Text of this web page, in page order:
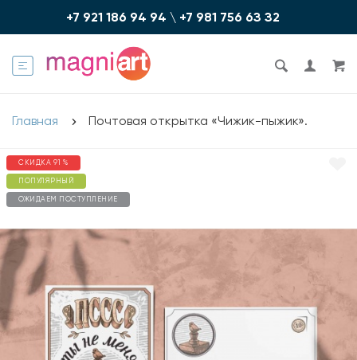
+7 921 186 94 94 \ +7 981 756 6З З2
Главная Почтовая открытка «Чижик-пыжик».
СКИДКА 91 %
ПОПУЛЯРНЫЙ
ОЖИДАЕМ ПОСТУПЛЕНИЕ